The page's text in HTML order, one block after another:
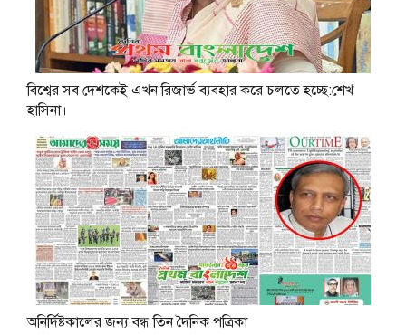
বিশ্বের সব দেশকেই এখন রিজার্ভ ব্যবহার করে চলতে হচ্ছে:শেখ
হাসিনা।
অনির্দিষ্টকালের জন্য বন্ধ তিন দৈনিক পত্রিকা